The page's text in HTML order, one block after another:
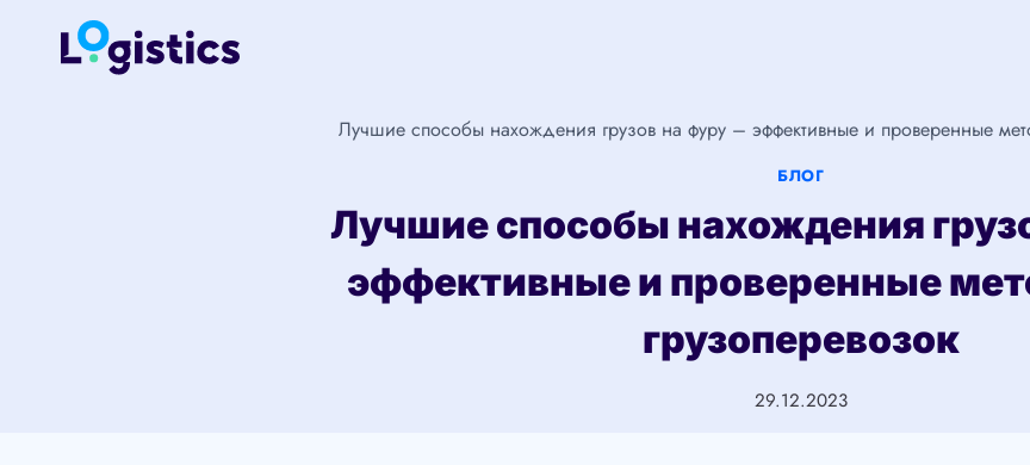
Перейти
Лучшие способы нахождения грузов на фуру – эффективные и проверенные
БЛОГ
Лучшие способы нахождения
эффективные и проверенные
грузоперевозок
29.12.2023